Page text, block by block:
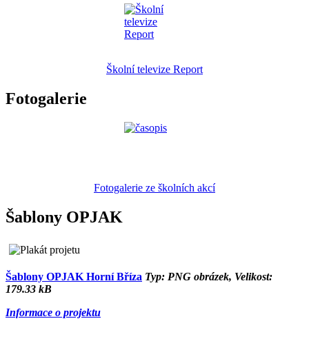
Školní televize Report
Fotogalerie
Fotogalerie ze školních akcí
Šablony OPJAK
Šablony OPJAK Horní Bříza Typ: PNG obrázek, Velikost:
179.33 kB
Informace o projektu